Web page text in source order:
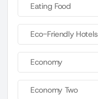
Eating Food
Eco-Friendly Hotels
Economy
Economy Two